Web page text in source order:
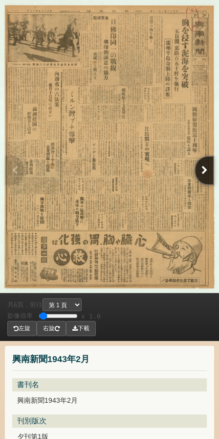
興南新聞1943年2月
書刊名
興南新聞1943年2月
刊別版次
夕刊第1版
共 6頁， 前往
影像倍率
x 1.0
左旋 右旋 下載